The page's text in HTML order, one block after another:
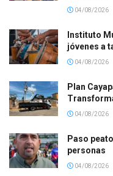
04/08/2026
Instituto
jóvenes a
04/08/2026
Plan
04/08/2026
Paso
personas
04/08/2026